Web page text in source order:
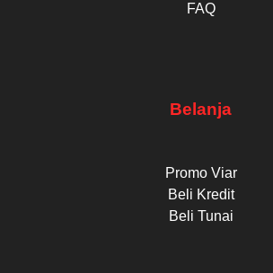
FAQ
Belanja
Promo Viar
Beli Kredit
Beli Tunai